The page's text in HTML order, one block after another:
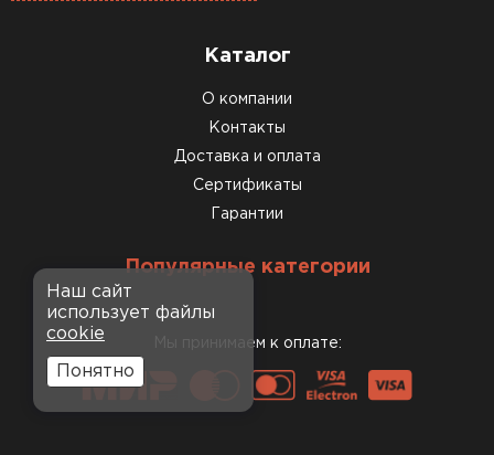
Каталог
О компании
Контакты
Доставка и оплата
Сертификаты
Гарантии
Популярные категории
Мы принимаем к оплате:
Наш сайт
использует файлы
cookie
Понятно